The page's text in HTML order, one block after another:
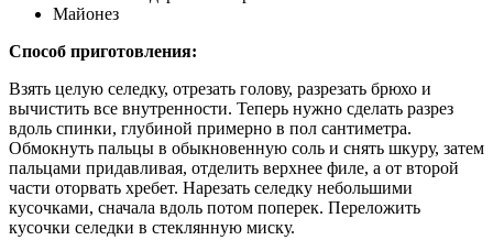
Майонез
Способ приготовления:
Взять целую селедку, отрезать голову, разрезать брюхо и
вычистить все внутренности. Теперь нужно сделать разрез
вдоль спинки, глубиной примерно в пол сантиметра.
Обмокнуть пальцы в обыкновенную соль и снять шкуру, затем
пальцами придавливая, отделить верхнее филе, а от второй
части оторвать хребет. Нарезать селедку небольшими
кусочками, сначала вдоль потом поперек. Переложить
кусочки селедки в стеклянную миску.